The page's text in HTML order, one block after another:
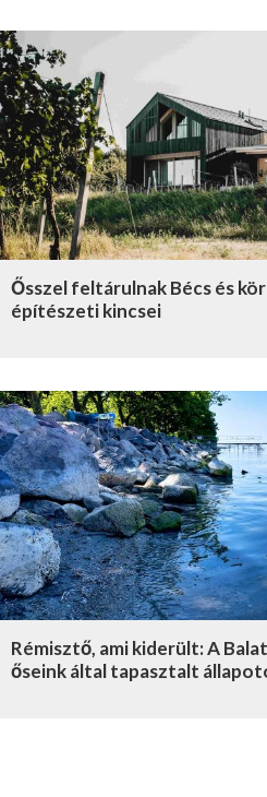
Ősszel feltárulnak Bécs és
építészeti kincsei
Rémisztő, ami kiderült: A
őseink által tapasztalt